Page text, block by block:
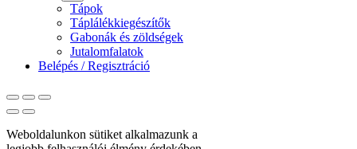
Tápok
Táplálékkiegészítők
Gabonák és zöldségek
Jutalomfalatok
Belépés / Regisztráció
Weboldalunkon sütiket alkalmazunk a